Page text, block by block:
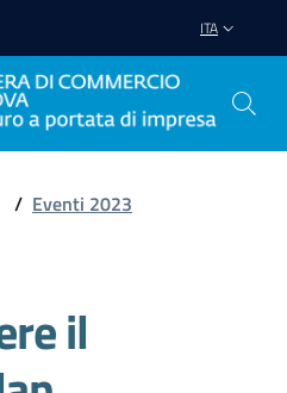
ITA
/ Eventi 2023
il